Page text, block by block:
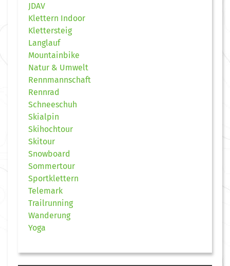
JDAV
Klettern Indoor
Klettersteig
Langlauf
Mountainbike
Natur & Umwelt
Rennmannschaft
Rennrad
Schneeschuh
Skialpin
Skihochtour
Skitour
Snowboard
Sommertour
Sportklettern
Telemark
Trailrunning
Wanderung
Yoga